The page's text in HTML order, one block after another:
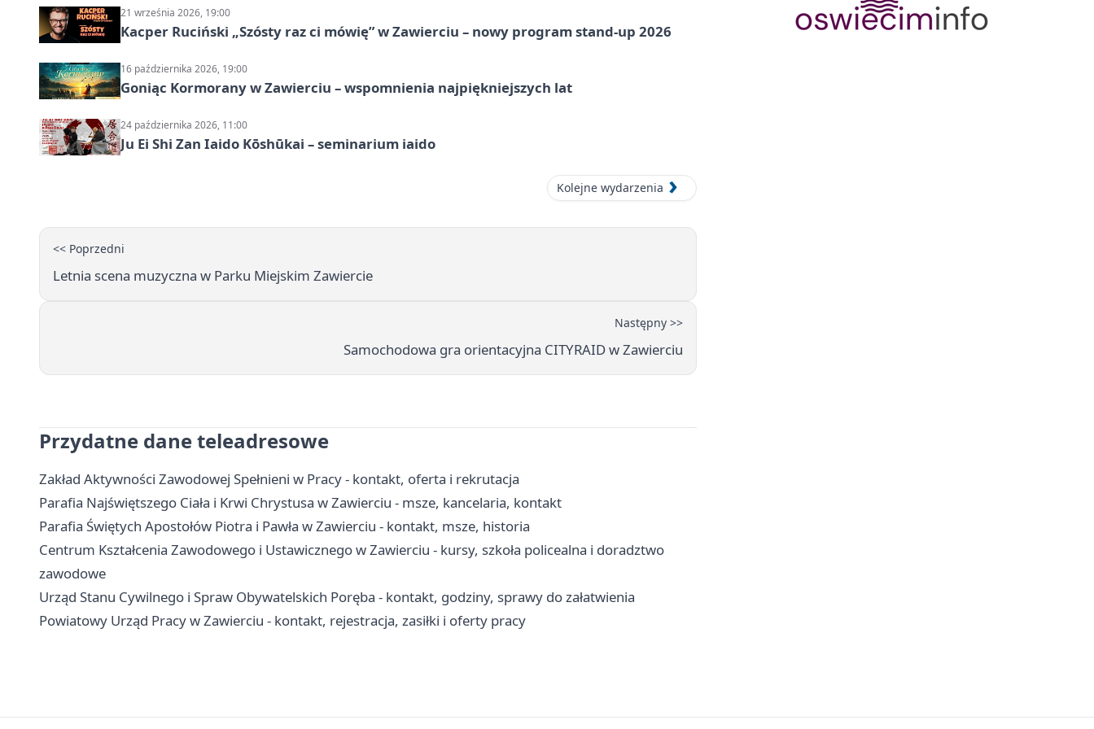
21 września 2026, 19:00
Kacper Ruciński „Szósty raz ci mówię” w Zawierciu – nowy program stand-up 2026
16 października 2026, 19:00
Goniąc Kormorany w Zawierciu – wspomnienia najpiękniejszych lat
24 października 2026, 11:00
Ju Ei Shi Zan Iaido Kōshūkai – seminarium iaido
Kolejne wydarzenia
<< Poprzedni
Letnia scena muzyczna w Parku Miejskim Zawiercie
Następny >>
Samochodowa gra orientacyjna CITYRAID w Zawierciu
Przydatne dane teleadresowe
Zakład Aktywności Zawodowej Spełnieni w Pracy - kontakt, oferta i rekrutacja
Parafia Najświętszego Ciała i Krwi Chrystusa w Zawierciu - msze, kancelaria, kontakt
Parafia Świętych Apostołów Piotra i Pawła w Zawierciu - kontakt, msze, historia
Centrum Kształcenia Zawodowego i Ustawicznego w Zawierciu - kursy, szkoła policealna i doradztwo
zawodowe
Urząd Stanu Cywilnego i Spraw Obywatelskich Poręba - kontakt, godziny, sprawy do załatwienia
Powiatowy Urząd Pracy w Zawierciu - kontakt, rejestracja, zasiłki i oferty pracy